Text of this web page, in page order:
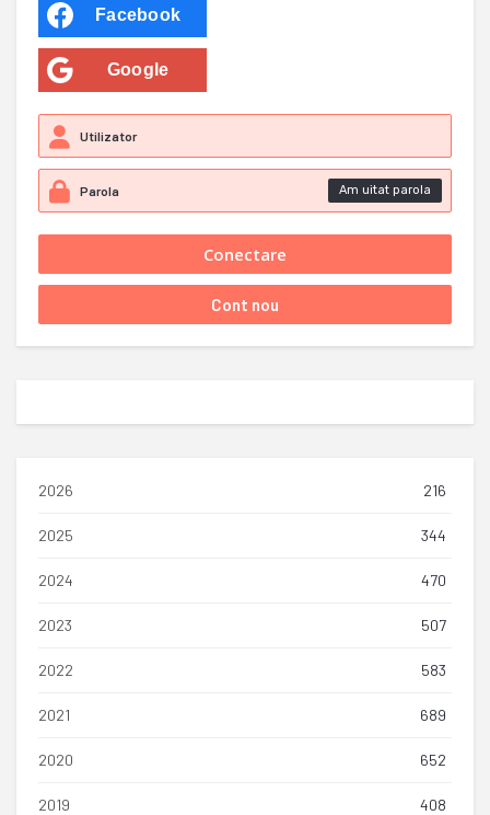
Facebook
Google
Am uitat parola
2026 216
2025 344
2024 470
2023 507
2022 583
2021 689
2020 652
2019 408